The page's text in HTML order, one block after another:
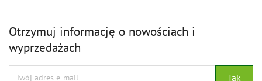
Otrzymuj informację o nowościach i
wyprzedażach